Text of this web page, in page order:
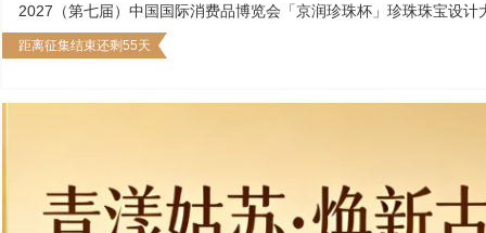
2027（第七届）中国国际消费品博览会「京润珍珠杯」珍珠珠宝设计
距离征集结束还剩55天